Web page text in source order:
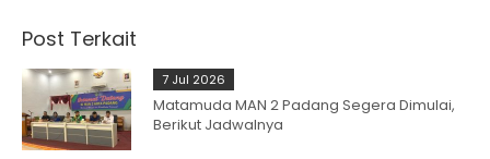
Post Terkait
7 Jul 2026
Matamuda MAN 2 Padang Segera Dimulai,
Berikut Jadwalnya